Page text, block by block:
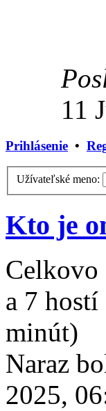
11
Prihlásenie •
Užívateľské meno:
Kto je
Celkovo
a 7
minút)
Naraz
2025,